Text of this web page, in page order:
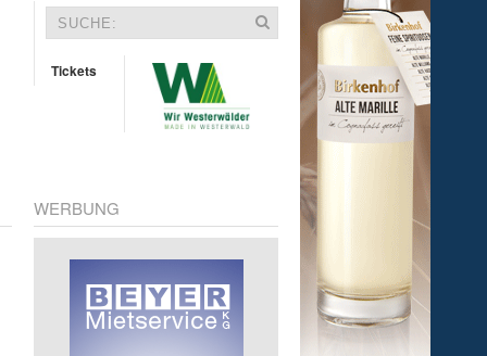
Tickets
WERBUNG